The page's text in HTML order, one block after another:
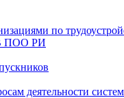
по
ПОО РИ
деятельности